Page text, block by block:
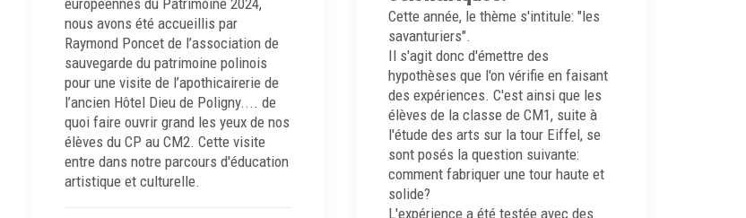
européennes du Patrimoine 2024,
nous avons été accueillis par
Raymond Poncet de l’association de
sauvegarde du patrimoine polinois
pour une visite de l’apothicairerie de
l’ancien Hôtel Dieu de Poligny.... de
quoi faire ouvrir grand les yeux de nos
élèves du CP au CM2. Cette visite
entre dans notre parcours d'éducation
artistique et culturelle.
Cette année, le thème s'intitule: "les
savanturiers".
Il s'agit donc d'émettre des
hypothèses que l'on vérifie en faisant
des expériences. C'est ainsi que les
élèves de la classe de CM1, suite à
l'étude des arts sur la tour Eiffel, se
sont posés la question suivante:
comment fabriquer une tour haute et
solide?
L'expérience a été testée avec des